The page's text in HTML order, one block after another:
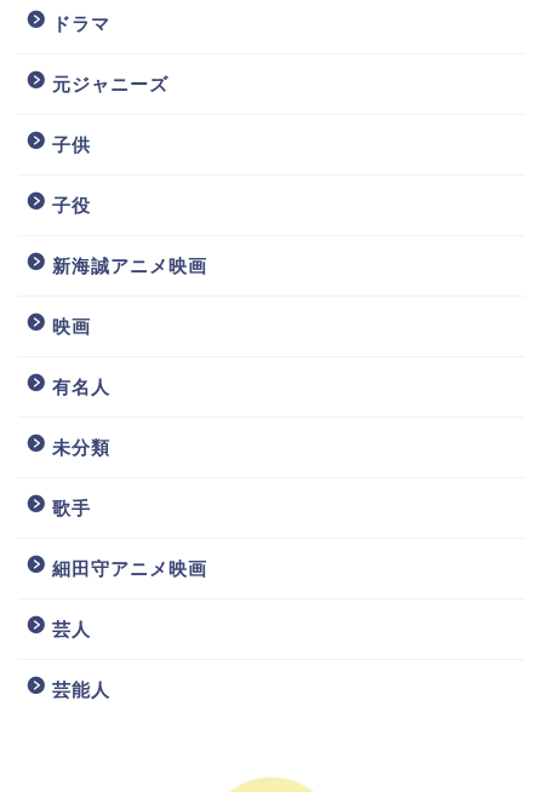
ドラマ
元ジャニーズ
子供
子役
新海誠アニメ映画
映画
有名人
未分類
歌手
細田守アニメ映画
芸人
芸能人